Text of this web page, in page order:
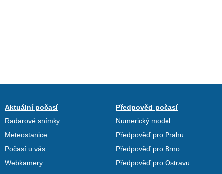
Aktuální počasí
Radarové snímky
Meteostanice
Počasí u vás
Webkamery
Předpověď počasí
Numerický model
Předpověď pro Prahu
Předpověď pro Brno
Předpověď pro Ostravu